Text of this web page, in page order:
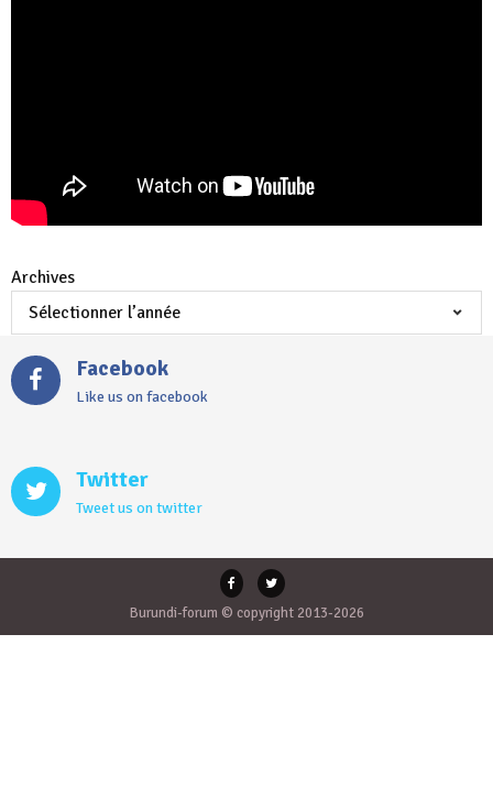
Archives
Facebook
Like us on facebook
Twitter
Tweet us on twitter
Burundi-forum © copyright 2013-2026